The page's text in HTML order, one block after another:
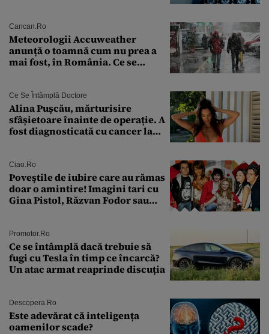
Cancan.ro
Meteorologii Accuweather
anunță o toamnă cum nu prea a
mai fost, în România. Ce se
București. Pe ce dată ninge
Ce Se Întâmplă Doctore
Alina Pușcău, mărturisire
sfâșietoare înainte de operație. A
fost diagnosticată cu cancer la
îmi salvez viața”
Ciao.ro
Poveştile de iubire care au rămas
doar o amintire! Imagini tari cu
Gina Pistol, Răzvan Fodor sau
Promotor.ro
Ce se întâmplă dacă trebuie să
fugi cu Tesla în timp ce încarcă?
Un atac armat reaprinde discuția
Descopera.ro
Este adevărat că inteligența
oamenilor scade?